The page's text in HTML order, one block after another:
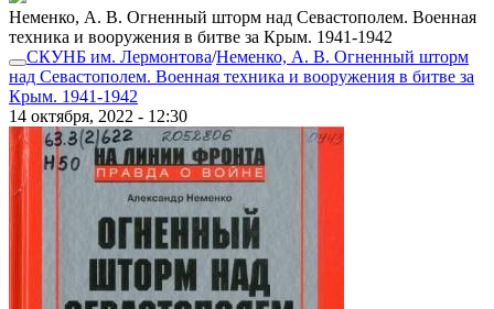
Неменко, А. В. Огненный шторм над Севастополем. Военная
техника и вооружения в битве за Крым. 1941-1942
СКУНБ им. Лермонтова/Неменко, А. В. Огненный шторм
над Севастополем. Военная техника и вооружения в битве за
Крым. 1941-1942
14 октября, 2022 - 12:30